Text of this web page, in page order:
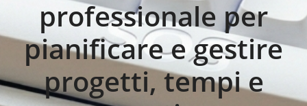
professionale per
pianificare e gestire
progetti, tempi e